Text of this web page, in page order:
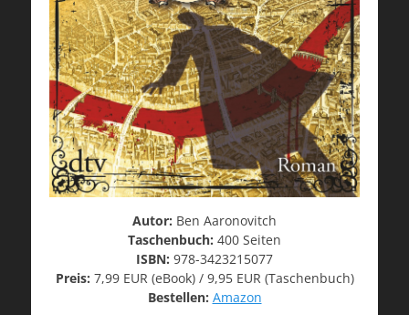
Autor: Ben Aaronovitch
Taschenbuch: 400 Seiten
ISBN: 978-3423215077
Preis: 7,99 EUR (eBook) / 9,95 EUR (Taschenbuch)
Bestellen: Amazon